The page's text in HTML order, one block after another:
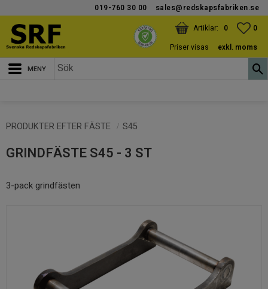
Meny
019-760 30 00 sales@redskapsfabriken.se
0
KUNDVAGN
ANTAL PRODUKTER:
0
Priser visas
exkl. moms
PRODUKTER EFTER FÄSTE S45
GRINDFÄSTE S45 - 3 ST
3-pack grindfästen